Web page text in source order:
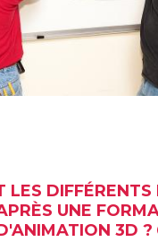
LES DIFFÉRENTS
UNE
3D ?